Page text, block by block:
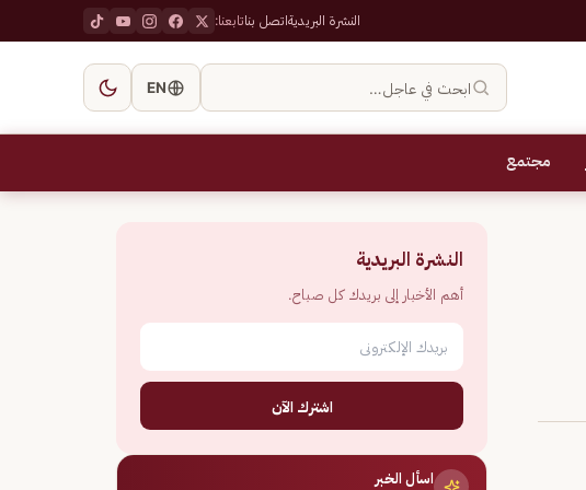
النشرة البريديةاتصل بناتابعنا:
ابحث في عاجل… EN
مجتمع
النشرة البريدية
أهم الأخبار إلى بريدك كل صباح.
اشترك الآن
اسأل الخبر